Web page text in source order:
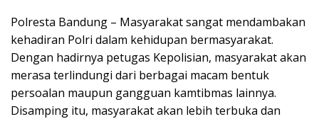
Polresta Bandung – Masyarakat sangat mendambakan
kehadiran Polri dalam kehidupan bermasyarakat.
Dengan hadirnya petugas Kepolisian, masyarakat akan
merasa terlindungi dari berbagai macam bentuk
persoalan maupun gangguan kamtibmas lainnya.
Disamping itu, masyarakat akan lebih terbuka dan